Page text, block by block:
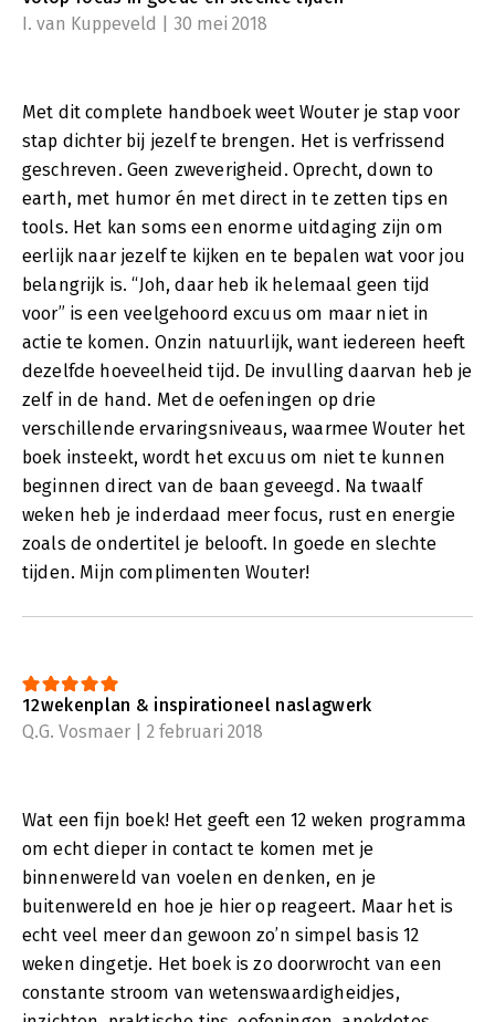
I. van Kuppeveld | 30 mei 2018
Met dit complete handboek weet Wouter je stap voor
stap dichter bij jezelf te brengen. Het is verfrissend
geschreven. Geen zweverigheid. Oprecht, down to
earth, met humor én met direct in te zetten tips en
tools. Het kan soms een enorme uitdaging zijn om
eerlijk naar jezelf te kijken en te bepalen wat voor jou
belangrijk is. “Joh, daar heb ik helemaal geen tijd
voor” is een veelgehoord excuus om maar niet in
actie te komen. Onzin natuurlijk, want iedereen heeft
dezelfde hoeveelheid tijd. De invulling daarvan heb je
zelf in de hand. Met de oefeningen op drie
verschillende ervaringsniveaus, waarmee Wouter het
boek insteekt, wordt het excuus om niet te kunnen
beginnen direct van de baan geveegd. Na twaalf
weken heb je inderdaad meer focus, rust en energie
zoals de ondertitel je belooft. In goede en slechte
tijden. Mijn complimenten Wouter!
12wekenplan & inspirationeel naslagwerk
Q.G. Vosmaer | 2 februari 2018
Wat een fijn boek! Het geeft een 12 weken programma
om echt dieper in contact te komen met je
binnenwereld van voelen en denken, en je
buitenwereld en hoe je hier op reageert. Maar het is
echt veel meer dan gewoon zo’n simpel basis 12
weken dingetje. Het boek is zo doorwrocht van een
constante stroom van wetenswaardigheidjes,